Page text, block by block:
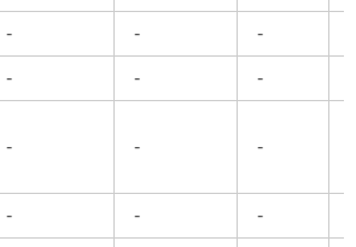
- - -
- - -
- - -
- - -